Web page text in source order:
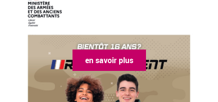
en savoir plus